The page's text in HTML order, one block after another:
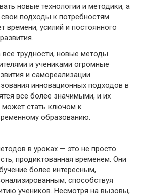
новые технологии и методики, а
подходы к потребностям
времени, усилий и постоянного
трудности, новые методы
и учениками огромные
и самореализации.
инновационных подходов в
все более значимыми, и их
стать ключом к
образованию.
в уроках — это не просто
продиктованная временем. Они
более интересным,
способствуя
учеников. Несмотря на вызовы,